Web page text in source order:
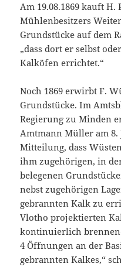
Am 19.08.1869 kauft H.
Mühlenbesitzers
Grundstücke auf dem
„dass dort er selbst
Kalköfen errichtet.“
Noch 1869 erwirbt F.
Grundstücke. Im
Regierung zu Minden
Amtmann Müller am 8.
Mitteilung, dass
ihm zugehörigen, in
belegenen
nebst zugehörigen
gebrannten Kalk zu
Vlotho projektierten
kontinuierlich
4 Öffnungen an der
gebrannten Kalkes,“